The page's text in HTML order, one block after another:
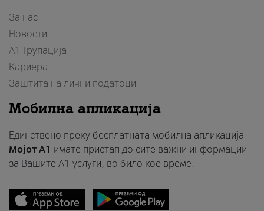
За нас
Новости
А1 Групација
Кариера
Заштита на лични податоци
Мобилна апликација
Единствено преку бесплатната мобилна апликација
Мојот A1 имате пристап до сите важни информации
за Вашите A1 услуги, во било кое време.